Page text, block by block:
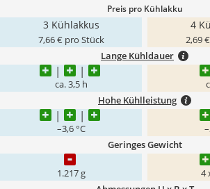
Preis pro Kühlakku
3 Kühlakkus
7,66 € pro Stück
4
2,69
Lange Kühldauer
ca. 3,5 h
Hohe Kühlleistung
–3,6 °C
Geringes Gewicht
1.217 g 4